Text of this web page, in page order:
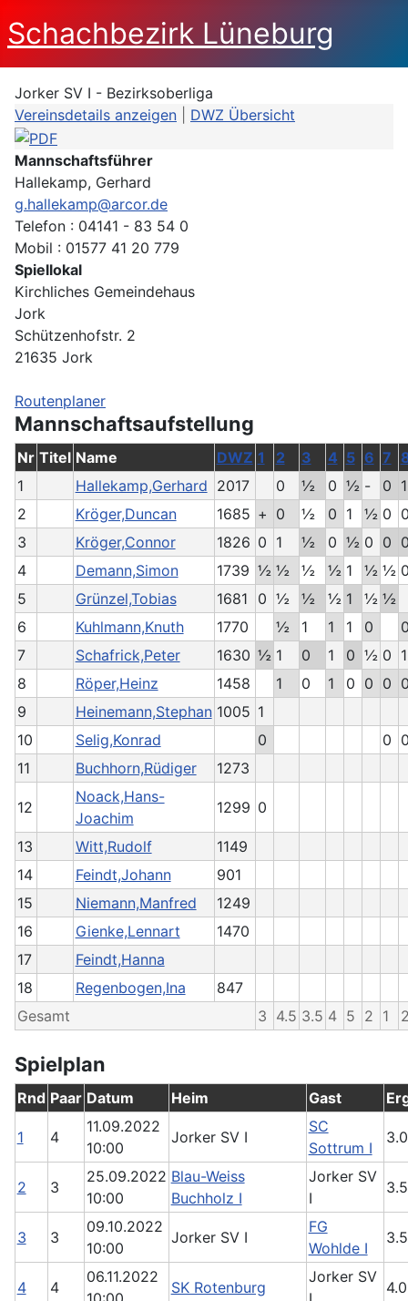
Schachbezirk Lüneburg
Jorker SV I - Bezirksoberliga
Vereinsdetails anzeigen
DWZ Übersicht
Mannschaftsführer
Hallekamp, Gerhard
g.hallekamp@arcor.de
Telefon : 04141 - 83 54 0
Mobil : 01577 41 20 779
Spiellokal
Kirchliches Gemeindehaus
Jork
Schützenhofstr. 2
21635 Jork
Routenplaner
Mannschaftsaufstellung
Nr Titel Name DWZ 1 2 3 4 5 6 7
1
Hallekamp,Gerhard 2017 0 ½ 0 ½ - 0 1
2
Kröger,Duncan 1685 + 0 ½ 0 1 ½ 0
3
Kröger,Connor 1826 0 1 ½ 0 ½ 0 0
4
Demann,Simon 1739 ½ ½ ½ ½ 1 ½ ½
5
Grünzel,Tobias 1681 0 ½ ½ ½ 1 ½ ½
6
Kuhlmann,Knuth 1770 ½ 1 1 1 0
7
Schafrick,Peter 1630 ½ 1 0 1 0 ½ 0 1
8
Röper,Heinz 1458 1 0 1 0 0 0
9
Heinemann,Stephan 1005 1
10
Selig,Konrad 0 0
11
Buchhorn,Rüdiger 1273
12
Noack,Hans-
Joachim
1299 0
13 Witt,Rudolf
1149
14
Feindt,Johann
901
15
Niemann,Manfred
1249
16
Gienke,Lennart
1470
17
Feindt,Hanna
18
Regenbogen,Ina
847
Gesamt
3 4.5 3.5 4 5 2 1
Spielplan
Rnd Paar Datum Heim Gast
1 4
11.09.2022
10:00
Jorker SV I
SC
Sottrum I
2 3
25.09.2022
10:00
Blau-Weiss
Buchholz I
Jorker SV
I
3 3
09.10.2022
10:00
Jorker SV I
FG
Wohlde I
4 4
06.11.2022
SK Rotenburg
Jorker SV